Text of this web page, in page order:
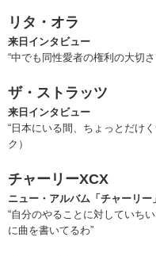
リタ・オラ
来日インタビュー
“中でも同性愛者の権利の大切
ザ・ストラッツ
来日インタビュー
“日本にいる間、ちょっとだけ
ク）
チャーリーXCX
ニュー・アルバム「チャーリー
“自分のやることに対していち
に曲を書いてるわ”